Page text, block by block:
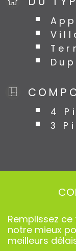
4
3
Remplissez
notre mieux
meilleurs